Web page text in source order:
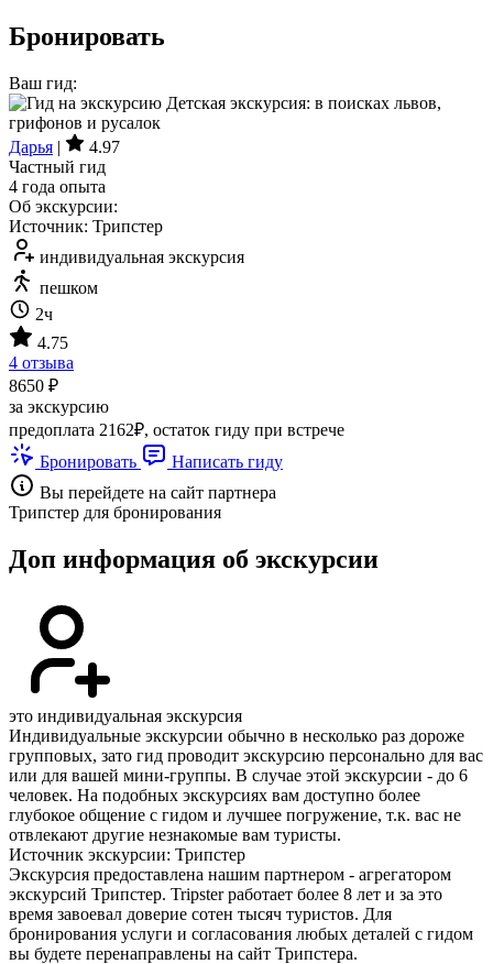
Бронировать
Ваш гид:
Дарья |
4.97
Частный гид
4 года опыта
Об экскурсии:
Источник: Трипстер
индивидуальная экскурсия
пешком
2ч
4.75
4 отзыва
8650 ₽
за экскурсию
предоплата 2162₽, остаток гиду при встрече
Бронировать
Написать гиду
Вы перейдете на сайт партнера
Трипстер для бронирования
Доп информация об экскурсии
это индивидуальная экскурсия
Индивидуальные экскурсии обычно в несколько раз дороже
групповых, зато гид проводит экскурсию персонально для вас
или для вашей мини-группы. В случае этой экскурсии - до 6
человек. На подобных экскурсиях вам доступно более
глубокое общение с гидом и лучшее погружение, т.к. вас не
отвлекают другие незнакомые вам туристы.
Источник экскурсии: Трипстер
Экскурсия предоставлена нашим партнером - агрегатором
экскурсий Трипстер. Tripster работает более 8 лет и за это
время завоевал доверие сотен тысяч туристов. Для
бронирования услуги и согласования любых деталей с гидом
вы будете перенаправлены на сайт Трипстера.